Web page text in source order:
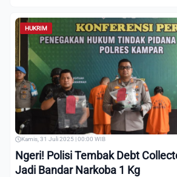
HUKRIM
Kamis, 31 Juli 2025 | 00:00 WIB
Ngeri! Polisi Tembak Debt
Jadi Bandar Narkoba 1 Kg